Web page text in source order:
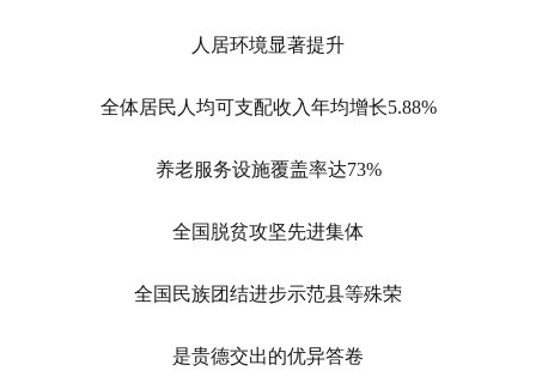
人居环境显著提升
全体居民人均可支配收入年均增长5.88%
养老服务设施覆盖率达73%
全国脱贫攻坚先进集体
全国民族团结进步示范县等殊荣
是贵德交出的优异答卷